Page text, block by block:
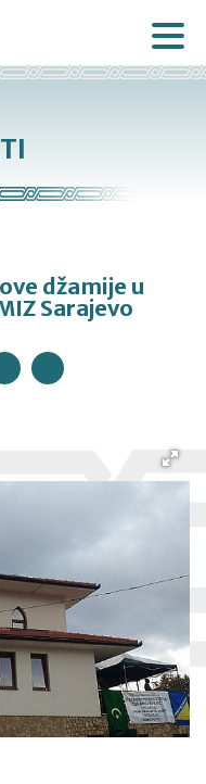
džamije u
Sarajevo